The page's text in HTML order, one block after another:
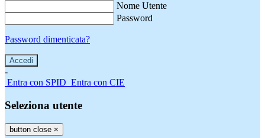
Nome Utente
Password
Password dimenticata?
-
Entra con SPID Entra con CIE
Seleziona utente
button close ×